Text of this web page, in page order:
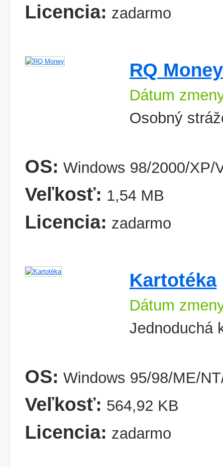
Licencia: zadarmo
RQ Money
Dátum
Osobný
OS: Windows 98/2000/XP/
Veľkosť: 1,54 MB
Licencia: zadarmo
Kartotéka
Dátum
Jednoduchá
OS: Windows 95/98/ME/
Veľkosť: 564,92 KB
Licencia: zadarmo